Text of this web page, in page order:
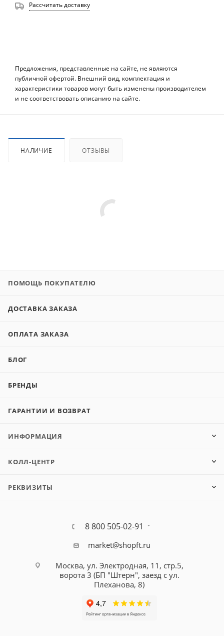
Рассчитать доставку
Предложения, представленные на сайте, не являются
публичной офертой. Внешний вид, комплектация и
характеристики товаров могут быть изменены производителем
и не соответствовать описанию на сайте.
НАЛИЧИЕ ОТЗЫВЫ
ПОМОЩЬ ПОКУПАТЕЛЮ
ДОСТАВКА ЗАКАЗА
ОПЛАТА ЗАКАЗА
БЛОГ
БРЕНДЫ
ГАРАНТИИ И ВОЗВРАТ
ИНФОРМАЦИЯ
КОЛЛ-ЦЕНТР
РЕКВИЗИТЫ
8 800 505-02-91
market@shopft.ru
Москва, ул. Электродная, 11, стр.5,
ворота 3 (БП "Штерн", заезд с ул.
Плеханова, 8)